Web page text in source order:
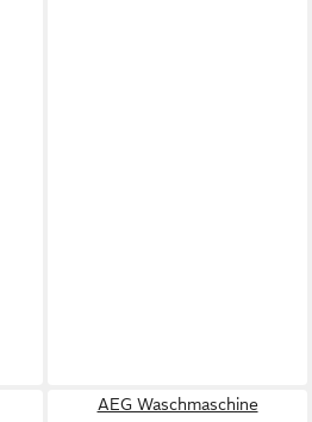
AEG Waschmaschine